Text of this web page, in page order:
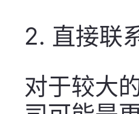
2. 直接联
对于较大